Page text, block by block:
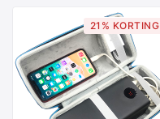
21% KORTING